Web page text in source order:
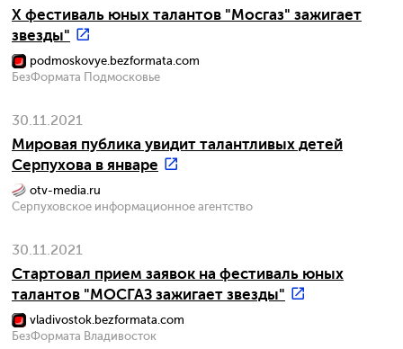
X фестиваль юных талантов "Мосгаз" зажигает
звезды"
podmoskovye.bezformata.com
БезФормата Подмосковье
30.11.2021
Мировая публика увидит талантливых детей
Серпухова в январе
otv-media.ru
Серпуховское информационное агентство
30.11.2021
Стартовал прием заявок на фестиваль юных
талантов "МОСГАЗ зажигает звезды"
vladivostok.bezformata.com
БезФормата Владивосток